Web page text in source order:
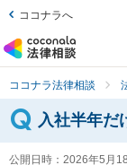
ココナラへ
ココナラ法律相談
入社半年だ
公開日時： 2026年5月